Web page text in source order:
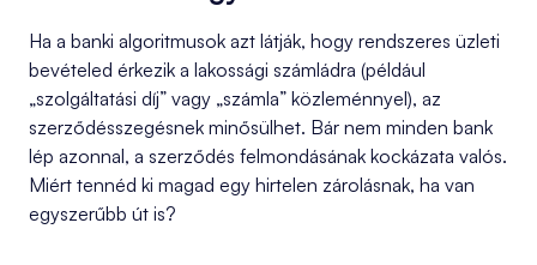
Ha a banki algoritmusok azt látják, hogy rendszeres üzleti
bevételed érkezik a lakossági számládra (például
„szolgáltatási díj” vagy „számla” közleménnyel), az
szerződésszegésnek minősülhet. Bár nem minden bank
lép azonnal, a szerződés felmondásának kockázata valós.
Miért tennéd ki magad egy hirtelen zárolásnak, ha van
egyszerűbb út is?